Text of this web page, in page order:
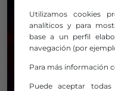
Utilizamos cookies
analíticos y para
base a un perfil
navegación (por
Para más información
Puede aceptar